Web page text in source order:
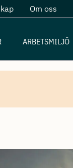
Om oss
ARBETSMILJÖ